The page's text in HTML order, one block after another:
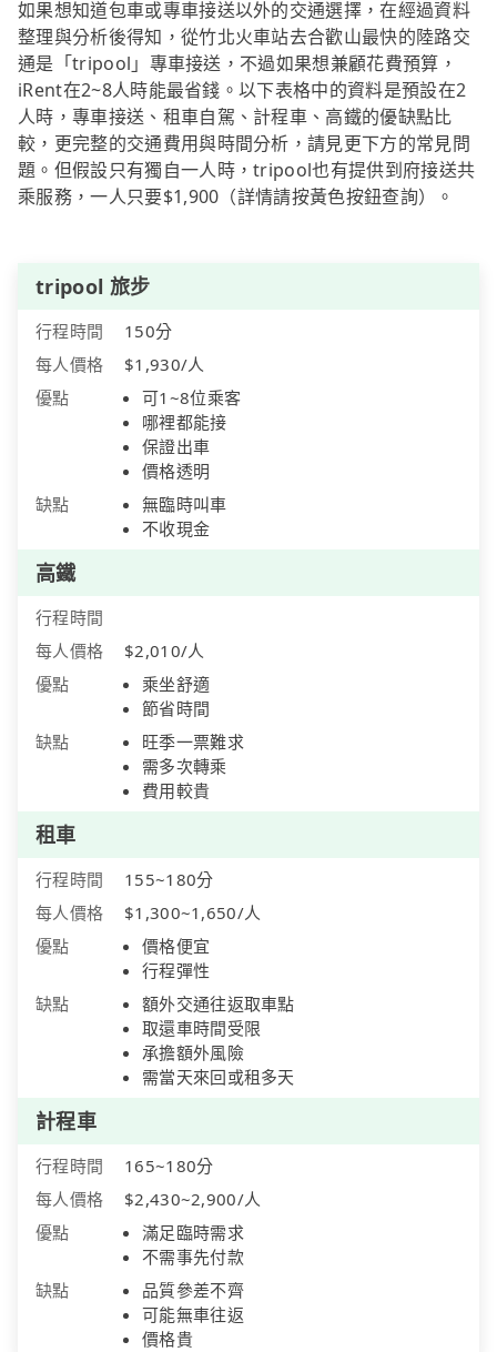
如果想知道包車或專車接送以外的交通選擇，在經過資料
整理與分析後得知，從竹北火車站去合歡山最快的陸路交
通是「tripool」專車接送，不過如果想兼顧花費預算，
iRent在2~8人時能最省錢。以下表格中的資料是預設在2
人時，專車接送、租車自駕、計程車、高鐵的優缺點比
較，更完整的交通費用與時間分析，請見更下方的常見問
題。但假設只有獨自一人時，tripool也有提供到府接送共
乘服務，一人只要$1,900（詳情請按黃色按鈕查詢）。
tripool 旅步
行程時間
150分
每人價格
$1,930/人
優點
可1~8位乘客
哪裡都能接
保證出車
價格透明
缺點
無臨時叫車
不收現金
高鐵
行程時間
每人價格
$2,010/人
優點
乘坐舒適
節省時間
缺點
旺季一票難求
需多次轉乘
費用較貴
租車
行程時間
155~180分
每人價格
$1,300~1,650/人
優點
價格便宜
行程彈性
缺點
額外交通往返取車點
取還車時間受限
承擔額外風險
需當天來回或租多天
計程車
行程時間
165~180分
每人價格
$2,430~2,900/人
優點
滿足臨時需求
不需事先付款
缺點
品質參差不齊
可能無車往返
價格貴